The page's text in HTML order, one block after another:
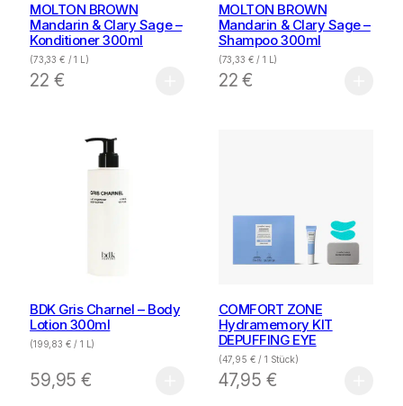
MOLTON BROWN
Mandarin & Clary Sage –
Konditioner 300ml
(73,33 € / 1 L)
22 €
MOLTON BROWN
Mandarin & Clary Sage –
Shampoo 300ml
(73,33 € / 1 L)
22€
BDK Gris Charnel – Body
Lotion 300ml
(199,83 € / 1 L)
59,95€
COMFORT ZONE
Hydramemory KIT
DEPUFFING EYE
(47,95 € / 1 Stück)
47,95 €